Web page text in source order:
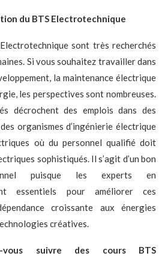
du BTS Electrotechnique
sont très recherchés
Si vous souhaitez travailler dans
la maintenance électrique
les perspectives sont nombreuses.
décrochent des emplois dans des
organismes d’ingénierie électrique
où du personnel qualifié doit
sophistiqués. Il s’agit d’un bon
puisque les experts en
essentiels pour améliorer ces
croissante aux énergies
créatives.
vous suivre des cours BTS